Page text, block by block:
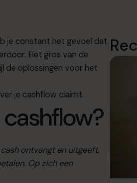
je constant het gevoel dat
Het gros van de
de oplossingen voor het
je cashflow claimt.
ontvangt en uitgeeft.
Op zich een